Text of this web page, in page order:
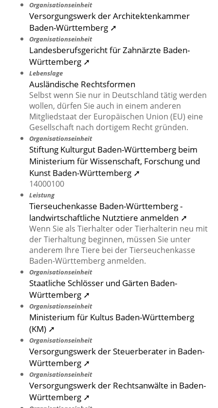
Organisationseinheit
Versorgungswerk der Architektenkammer
Baden-Württemberg ➚
Organisationseinheit
Landesberufsgericht für Zahnärzte Baden-
Württemberg ➚
Lebenslage
Ausländische Rechtsformen
Selbst wenn Sie nur in Deutschland tätig werden
wollen, dürfen Sie auch in einem anderen
Mitgliedstaat der Europäischen Union (EU) eine
Gesellschaft nach dortigem Recht gründen.
Organisationseinheit
Stiftung Kulturgut Baden-Württemberg beim
Ministerium für Wissenschaft, Forschung und
Kunst Baden-Württemberg ➚
14000100
Leistung
Tierseuchenkasse Baden-Württemberg -
landwirtschaftliche Nutztiere anmelden ➚
Wenn Sie als Tierhalter oder Tierhalterin neu mit
der Tierhaltung beginnen, müssen Sie unter
anderem Ihre Tiere bei der Tierseuchenkasse
Baden-Württemberg anmelden.
Organisationseinheit
Staatliche Schlösser und Gärten Baden-
Württemberg ➚
Organisationseinheit
Ministerium für Kultus Baden-Württemberg
(KM) ➚
Organisationseinheit
Versorgungswerk der Steuerberater in Baden-
Württemberg ➚
Organisationseinheit
Versorgungswerk der Rechtsanwälte in Baden-
Württemberg ➚